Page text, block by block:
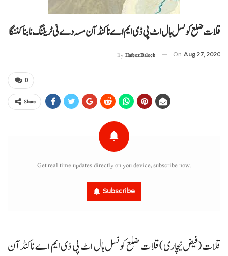
قلات ضلع کونسل ہال اٹ پی ڈی ایم اے ناکنڈآن مسہ دے ئی ٹریننگ نا بنا کننگا
By Hafeez Baloch On Aug 27, 2020
0
Share
Get real time updates directly on you device, subscribe now.
Subscribe
قلات (فیض نیچاری) قلات ضلع کونسل ہال اٹ پی ڈی ایم اے ناکنڈآن